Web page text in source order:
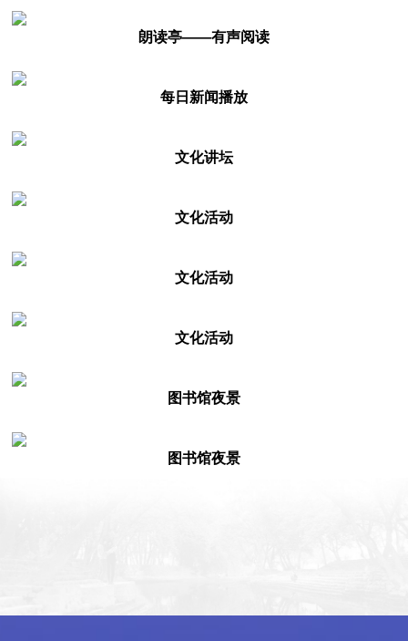
朗读亭——有声阅读
每日新闻播放
文化讲坛
文化活动
文化活动
文化活动
图书馆夜景
图书馆夜景